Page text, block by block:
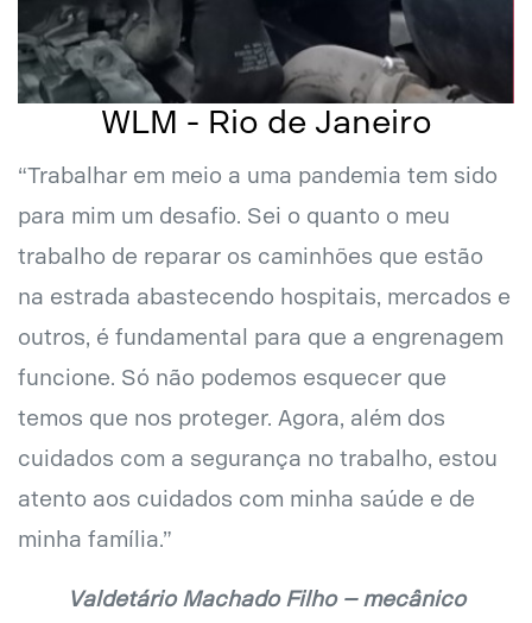
WLM - Rio de Janeiro
“Trabalhar em meio a uma pandemia tem sido
para mim um desafio. Sei o quanto o meu
trabalho de reparar os caminhões que estão
na estrada abastecendo hospitais, mercados e
outros, é fundamental para que a engrenagem
funcione. Só não podemos esquecer que
temos que nos proteger. Agora, além dos
cuidados com a segurança no trabalho, estou
atento aos cuidados com minha saúde e de
minha família.”
Valdetário Machado Filho – mecânico